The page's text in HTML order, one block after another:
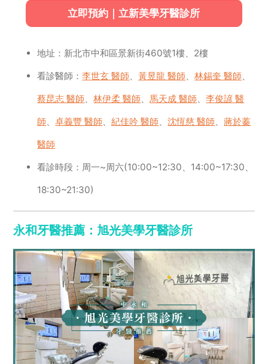
立即預約｜立新美學牙醫診所
地址：新北市中和區景新街460號1樓、2樓
看診醫師：李世玄 醫師、黃昱龍 醫師、林錫奎 醫師、
蔡昆志 醫師、林伊柔 醫師、馬天成 醫師、李俊諺 醫
師、卓義豐 醫師、紀佳吟 醫師、沈恆慈 醫師、蔣於蓁
醫師
看診時段：周一~周六(10:00~12:30、14:00~17:30、
18:30~21:30)
永和牙醫推薦：旭光美學牙醫診所